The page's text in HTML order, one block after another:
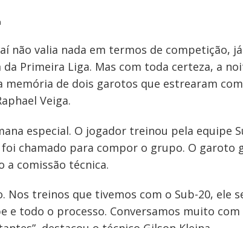
não valia nada em termos de competição,
Primeira Liga. Mas com toda certeza, a
de dois garotos que estrearam
Veiga.
especial. O jogador treinou pela equipe
chamado para compor o grupo. O garoto
a comissão técnica.
Nos treinos que tivemos com o Sub-20, ele
todo o processo. Conversamos muito com